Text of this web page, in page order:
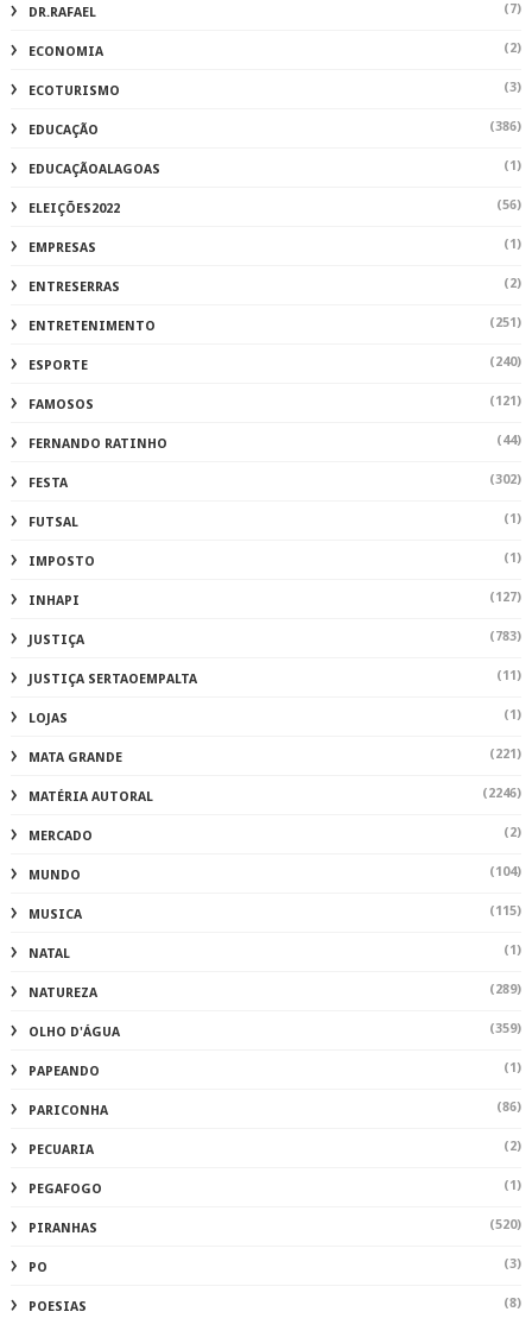
DR.RAFAEL (7)
ECONOMIA (2)
ECOTURISMO (3)
EDUCAÇÃO (386)
EDUCAÇÃOALAGOAS (1)
ELEIÇÕES2022 (56)
EMPRESAS (1)
ENTRESERRAS (2)
ENTRETENIMENTO (251)
ESPORTE (240)
FAMOSOS (121)
FERNANDO RATINHO (44)
FESTA (302)
FUTSAL (1)
IMPOSTO (1)
INHAPI (127)
JUSTIÇA (783)
JUSTIÇA SERTAOEMPALTA (11)
LOJAS (1)
MATA GRANDE (221)
MATÉRIA AUTORAL (2246)
MERCADO (2)
MUNDO (104)
MUSICA (115)
NATAL (1)
NATUREZA (289)
OLHO D'ÁGUA (359)
PAPEANDO (1)
PARICONHA (86)
PECUARIA (2)
PEGAFOGO (1)
PIRANHAS (520)
PO (3)
POESIAS (8)